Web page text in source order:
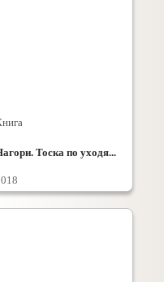
Тоска по уходя...